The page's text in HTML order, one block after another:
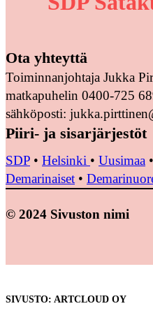
Ota yhteyttä
Toiminnanjohtaja Jukka
matkapuhelin 0400-725
sähköposti:
Piiri- ja sisarjärjestöt
SDP • Helsinki • Uusimaa •
Demarinaiset •
© 2024 Sivuston nimi
SIVUSTO: ARTCLOUD OY